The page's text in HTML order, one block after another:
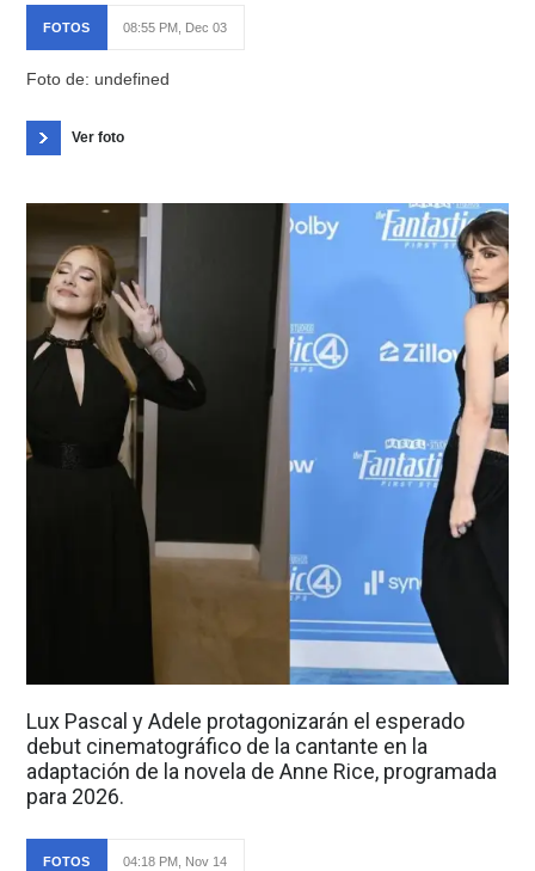
FOTOS 08:55 PM, Dec 03
Foto de: undefined
Ver foto
Lux Pascal y Adele protagonizarán el esperado
debut cinematográfico de la cantante en la
adaptación de la novela de Anne Rice, programada
para 2026.
FOTOS 04:18 PM, Nov 14